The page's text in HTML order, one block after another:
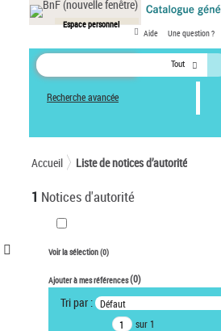
Espace personnel
Aide Une question ?
Tout
Recherche avancée
Accueil Liste de notices d’autorité
1 Notices d'autorité
VOTRE RECHERCHE
Recherche avancée dans les
notices d’autorité
Œuvres liées à l'auteur :
Paco de Lucía (1947-2014)
Voir la sélection (0)
Ajouter à mes références(0)
Tri par : Défaut
sur 1
Panneau de gestion des cookies